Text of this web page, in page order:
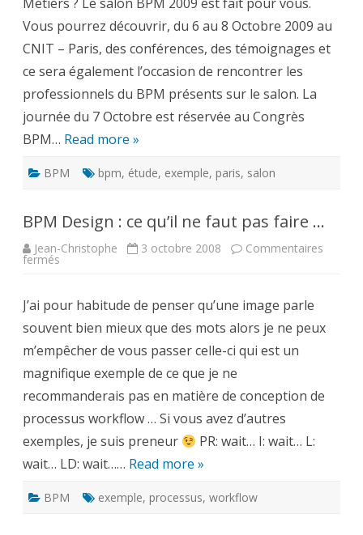
–
du
6
au
8
Octobre
2009
Vous pourrez découvrir, du 6 au 8 Octobre 2009 au
CNIT – Paris, des conférences, des témoignages et
ce sera également l’occasion de rencontrer les
professionnels du BPM présents sur le salon. La
journée du 7 Octobre est réservée au Congrès
BPM… Read more »
BPM bpm, étude, exemple, paris, salon
BPM Design : ce qu’il ne faut pas faire …
Jean-Christophe 3 octobre 2008 Commentaires
fermés
ce
qu’il
ne
faut
pas
faire
…
J’ai pour habitude de penser qu’une image parle
souvent bien mieux que des mots alors je ne peux
m’empêcher de vous passer celle-ci qui est un
magnifique exemple de ce que je ne
recommanderais pas en matière de conception de
processus workflow … Si vous avez d’autres
exemples, je suis preneur
PR: wait… I: wait… L:
wait… LD: wait…… Read more »
BPM exemple, processus, workflow